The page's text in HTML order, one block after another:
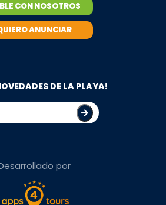
CON NOSOTROS
ANUNCIAR
DE LA PLAYA!
por